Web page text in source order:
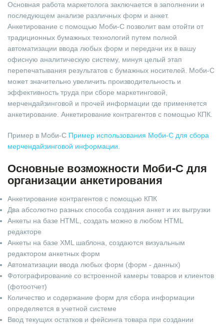
Основная работа маркетолога заключается в заполнении и
последующем анализе различных форм и анкет.
Анкетирование с помощью Моби-С позволит вам отойти от
традиционных бумажных технологий путем полной
автоматизации ввода любых форм и передачи их в вашу
офисную аналитическую систему, минуя целый этап
перепечатывания результатов с бумажных носителей. Моби-С
может значительно увеличить производительность и
эффективность труда при сборе маркетинговой,
мерчендайзинговой и прочей информации где применяется
анкетирование. Анкетирование контрагентов с помощью КПК.
Пример в Моби-С Пример использования Моби-С для сбора
мерчендайзинговой информации.
Основные возможности Моби-С для
организации анкетирования
Анкетирование контрагентов с помощью КПК
Два абсолютно разных способа создания анкет и их выгрузки
Анкеты на базе HTML, создать можно в любом HTML
редакторе
Анкеты на базе XML шаблона, создаются визуальным
редактором анкетных форм
Автоматизации ввода любых форм (форм - данных)
Фотографирование со встроенной камеры товаров и клиентов
(фотоотчет)
Количество и содержание форм для сбора информации
определяется в учетной системе
Ввод текущих остатков и фейсинга товара при создании